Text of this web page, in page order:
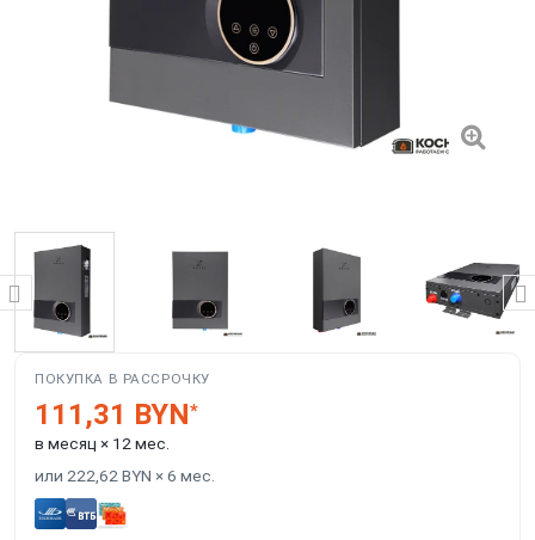
ПОКУПКА В РАССРОЧКУ
111,31 BYN*
в месяц × 12 мес.
или 222,62 BYN × 6 мес.